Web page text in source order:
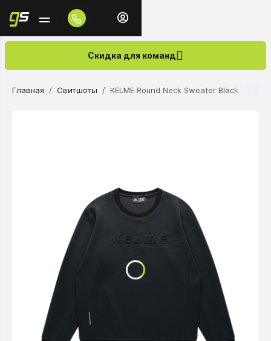
Скидка для команд
Главная Свитшоты KELME Round Neck Sweater Black